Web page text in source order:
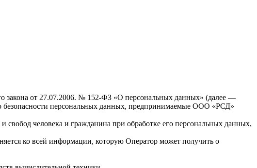
закона от 27.07.2006. № 152-ФЗ «О персональных данных» (далее —
безопасности персональных данных, предпринимаемые ООО «РСД»
свобод человека и гражданина при обработке его персональных данных,
ко всей информации, которую Оператор может получить о